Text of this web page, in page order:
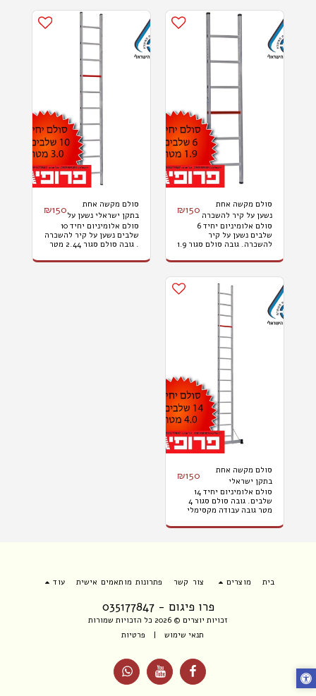
סולם מקשה אחת
נשען על קיר להשכרה
בתקן ישראלי
להשכרה גובה עבודה
- 2.6 מטר
₪150
סולם אלומיניום יחיד 6
שלבים נשען על קיר
להשכרה. גובה סולם סגור 1.9
2.6 מטר המחיר אינו כולל
סולם מקשה אחת
בתקן ישראלי נשען על
קיר להשכרה גובה
עבודה - 3.6 מטר
₪150
סולם אלומיניום יחיד 10
שלבים נשען על קיר להשכרה
. גובה סולם סגור 2.44 מטר
מטר המחיר אינו כולל מע"מ
סולם מקשה אחת
בתקן ישראלי
להשכרה גובה עבודה
- 4.6 מטר
₪150
סולם אלומיניום יחיד 14
שלבים. גובה סולם סגור 4
מטר גובה עבודה מקסימלי
מע"מ הובלות והתקנות.
פרו פיגום - 035177847
זכויות יוצרים © 2026 כל הזכויות שמורות
תנאי שימוש | פרטיות
בית מוצרים צור קשר פתרונות מותאמים אישית עוד